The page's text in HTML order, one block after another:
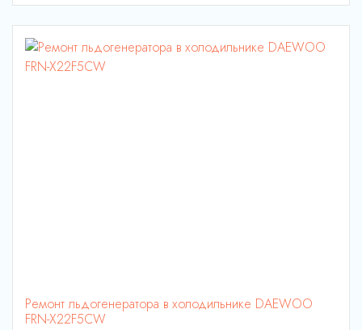
Ремонт льдогенератора в холодильнике DAEWOO
FRN-X22F5CW